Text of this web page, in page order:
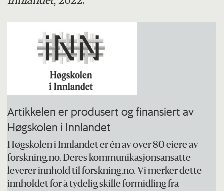
Artikkelen er produsert og finansiert av
Høgskolen i Innlandet
Høgskolen i Innlandet er én av over 80 eiere av
forskning.no. Deres kommunikasjonsansatte
leverer innhold til forskning.no. Vi merker dette
innholdet for å tydelig skille formidling fra